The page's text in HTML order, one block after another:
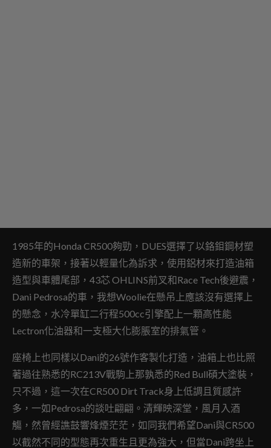
1985年的Honda CR500夠勁，DUES選擇了以鉻鉬鋼材塑
造新的車架，接著以輕量化為訴求，使用鋁材來打造油箱
造型與車體尾部，43芯 OHLINS前叉和Race Tech後避震，
Dani Pedrosa的車，我想Woolie在懸吊上應該沒有選擇上
的懸念，水冷單缸二行程500cc引擎配上一顆高性能
Lectron化油器和一支極大化膨脹室的排氣管。
座椅上也同樣以Dani的26號作客製化打造，油箱上也比照
著過往熟悉的RC213V戰駒上那孰悉的Red Bull碩大塗裝，
只不過，這一次在CR500 Dirt Track身上低調且質感許
多，一如Pedrosa的談吐翩翩。清輝映深堂，風月入酒
觴，然曾經譙鼓響烽煙茫茫，如同我們希望Dani與CR500
以截然不同的型態再次重生且更為強大，但當Dani跨坐上